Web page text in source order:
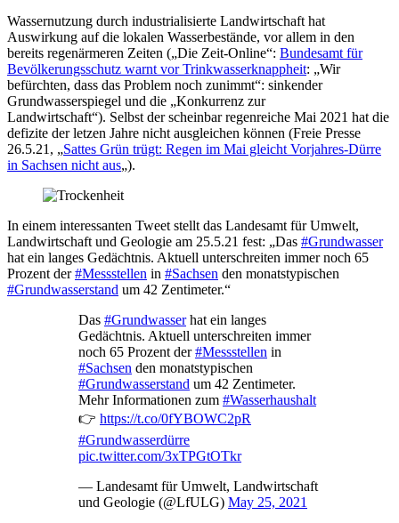
Wassernutzung durch industrialisierte Landwirtschaft hat
Auswirkung auf die lokalen Wasserbestände, vor allem in den
bereits regenärmeren Zeiten („Die Zeit-Online“: Bundesamt für
Bevölkerungsschutz warnt vor Trinkwasserknappheit: „Wir
befürchten, dass das Problem noch zunimmt“: sinkender
Grundwasserspiegel und die „Konkurrenz zur
Landwirtschaft“). Selbst der scheinbar regenreiche Mai 2021 hat die
defizite der letzen Jahre nicht ausgleichen können (Freie Presse
26.5.21, „Sattes Grün trügt: Regen im Mai gleicht Vorjahres-Dürre
in Sachsen nicht aus„).
In einem interessanten Tweet stellt das Landesamt für Umwelt,
Landwirtschaft und Geologie am 25.5.21 fest: „Das #Grundwasser
hat ein langes Gedächtnis. Aktuell unterschreiten immer noch 65
Prozent der#Messstellen in #Sachsen den monatstypischen
#Grundwasserstand um 42 Zentimeter.“
Das #Grundwasserhat ein langes
Gedächtnis. Aktuell unterschreiten immer
noch 65 Prozent der#Messstellen in
#Sachsen den monatstypischen
#Grundwasserstand um 42 Zentimeter.
Mehr Informationen zum #Wasserhaushalt
👉 https://t.co/0fYBOWC2pR
#Grundwasserdürre
pic.twitter.com/3xTPGtOTkr
— Landesamt für Umwelt, Landwirtschaft
und Geologie (@LfULG) May 25, 2021